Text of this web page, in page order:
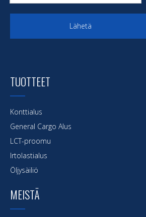
Lähetä
TUOTTEET
Konttialus
General Cargo Alus
LCT-proomu
Irtolastialus
Öljysäiliö
MEISTÄ